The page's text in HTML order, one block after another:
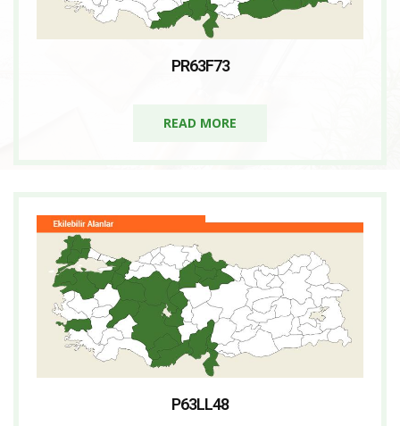
PR63F73
READ MORE
P63LL48